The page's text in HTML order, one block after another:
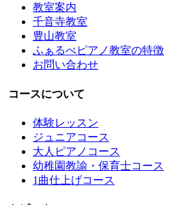
教室案内
千音寺教室
豊山教室
ふぁるべピアノ教室の特徴
お問い合わせ
コースについて
体験レッスン
ジュニアコース
大人ピアノコース
幼稚園教諭・保育士コース
1曲仕上げコース